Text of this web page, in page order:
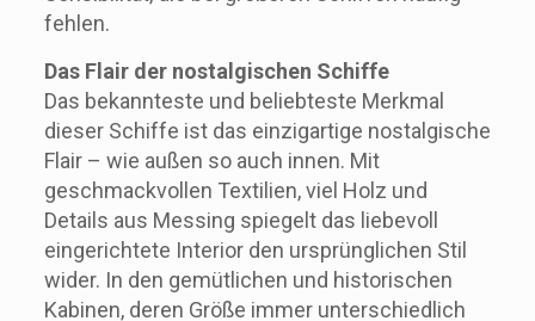
fehlen.
Das Flair der nostalgischen Schiffe
Das bekannteste und beliebteste Merkmal
dieser Schiffe ist das einzigartige nostalgische
Flair – wie außen so auch innen. Mit
geschmackvollen Textilien, viel Holz und
Details aus Messing spiegelt das liebevoll
eingerichtete Interior den ursprünglichen Stil
wider. In den gemütlichen und historischen
Kabinen, deren Größe immer unterschiedlich